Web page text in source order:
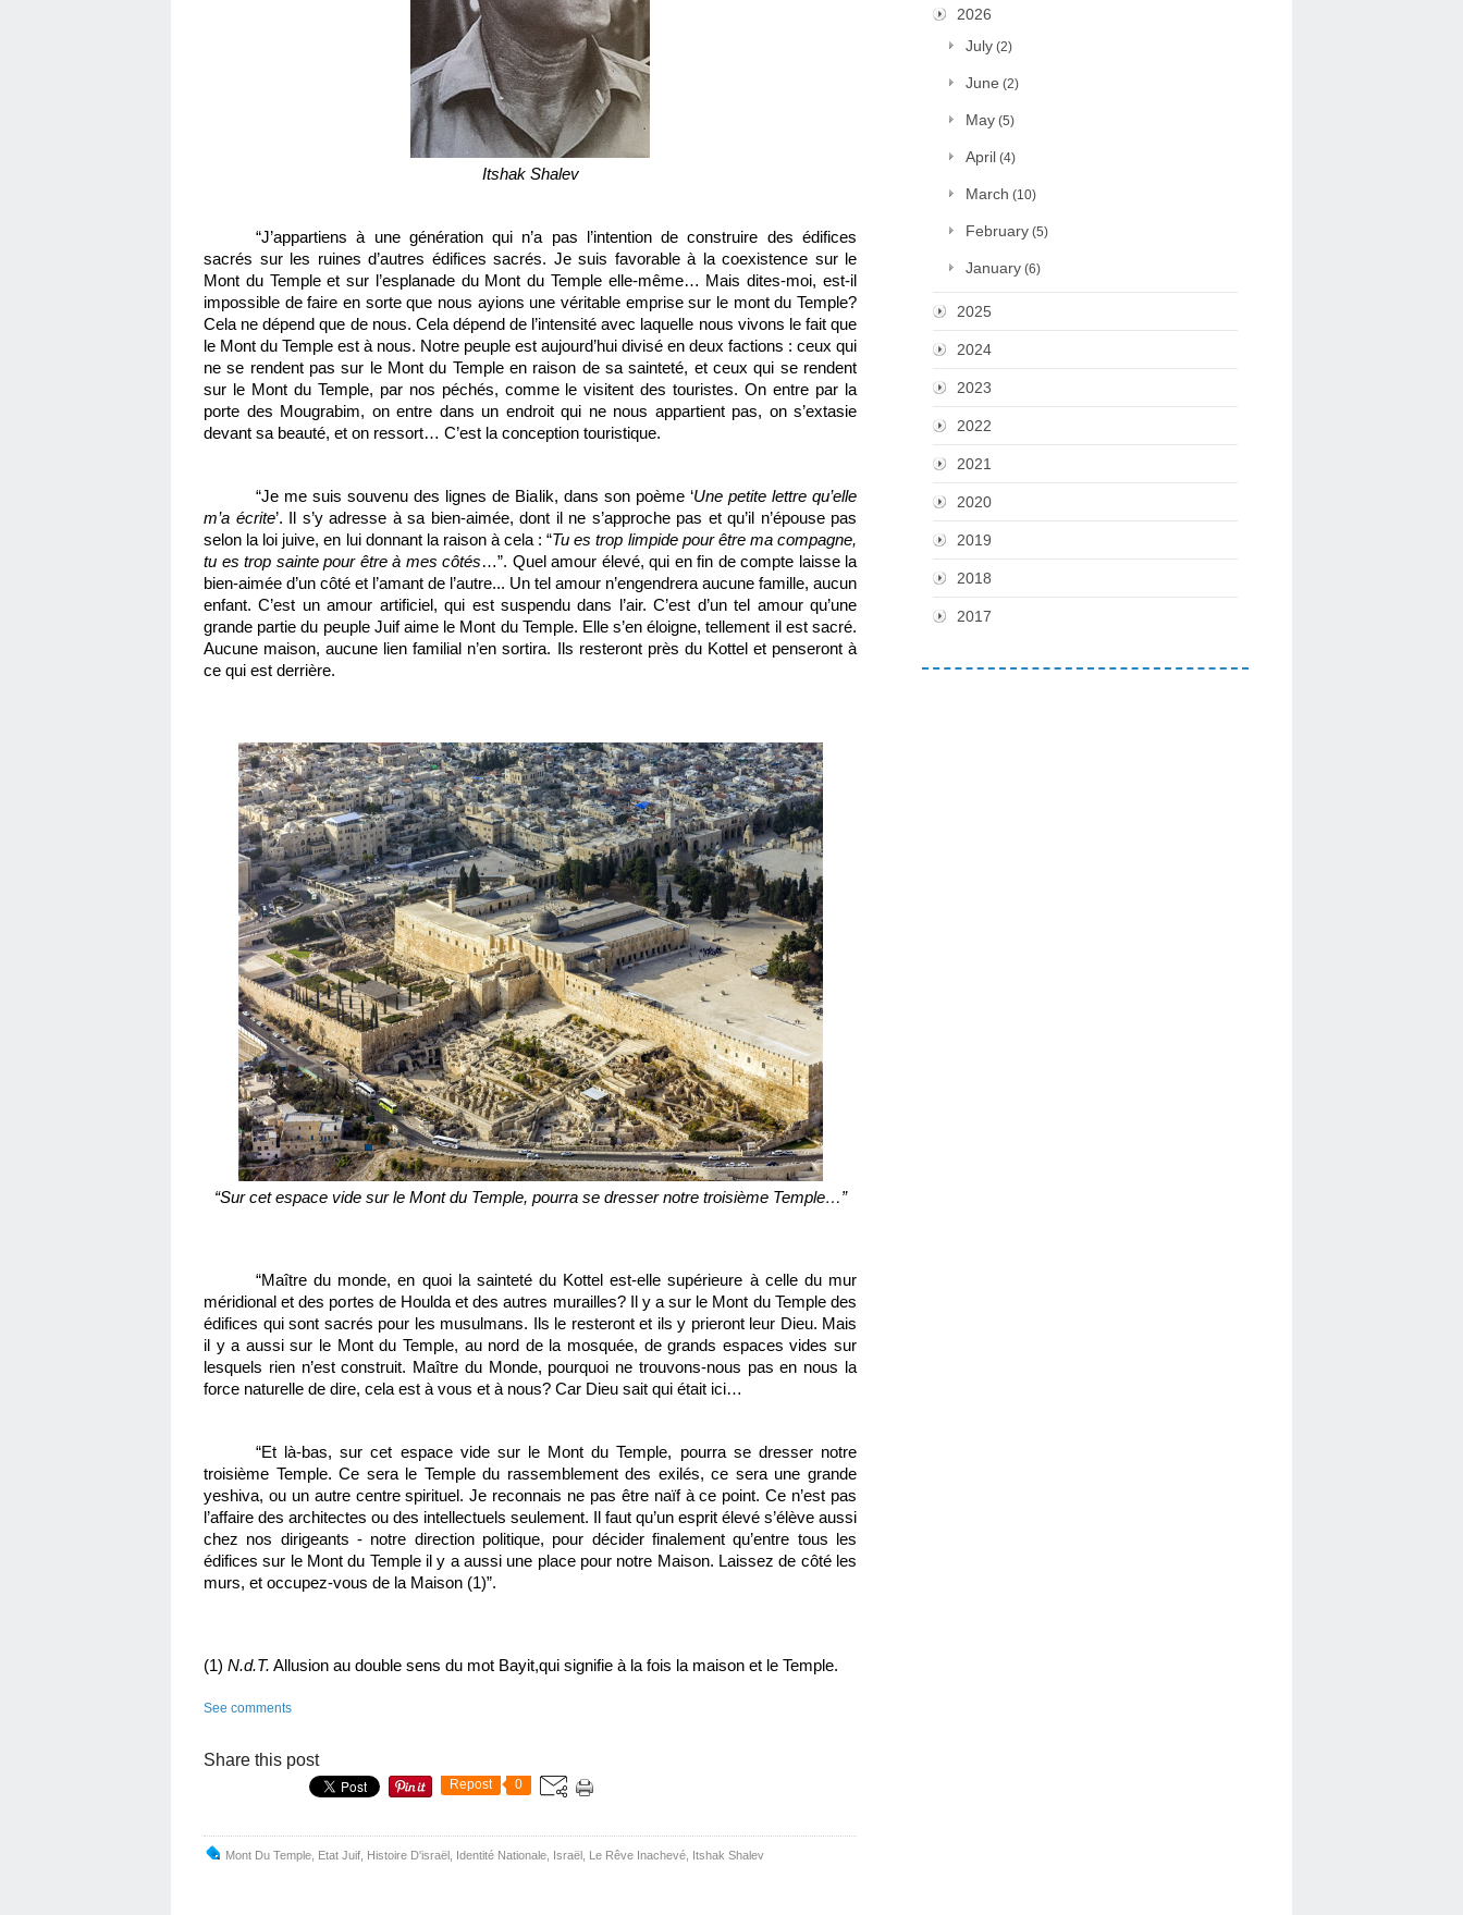
Itshak Shalev
“J’appartiens à une génération qui n’a pas l’intention de construire des édifices
sacrés sur les ruines d’autres édifices sacrés. Je suis favorable à la coexistence sur le
Mont du Temple et sur l’esplanade du Mont du Temple elle-même… Mais dites-moi, est-il
impossible de faire en sorte que nous ayions une véritable emprise sur le mont du Temple?
Cela ne dépend que de nous. Cela dépend de l’intensité avec laquelle nous vivons le fait que
le Mont du Temple est à nous. Notre peuple est aujourd’hui divisé en deux factions : ceux qui
ne se rendent pas sur le Mont du Temple en raison de sa sainteté, et ceux qui se rendent
sur le Mont du Temple, par nos péchés, comme le visitent des touristes. On entre par la
porte des Mougrabim, on entre dans un endroit qui ne nous appartient pas, on s’extasie
devant sa beauté, et on ressort… C’est la conception touristique.
“Je me suis souvenu des lignes de Bialik, dans son poème ‘Une petite lettre qu’elle
m’a écrite’. Il s’y adresse à sa bien-aimée, dont il ne s’approche pas et qu’il n’épouse pas
selon la loi juive, en lui donnant la raison à cela : “Tu es trop limpide pour être ma compagne,
tu es trop sainte pour être à mes côtés…”. Quel amour élevé, qui en fin de compte laisse la
bien-aimée d’un côté et l’amant de l’autre... Un tel amour n’engendrera aucune famille, aucun
enfant. C’est un amour artificiel, qui est suspendu dans l’air. C’est d’un tel amour qu’une
grande partie du peuple Juif aime le Mont du Temple. Elle s’en éloigne, tellement il est sacré.
Aucune maison, aucune lien familial n’en sortira. Ils resteront près du Kottel et penseront à
ce qui est derrière.
“Sur cet espace vide sur le Mont du Temple, pourra se dresser notre troisième Temple…”
“Maître du monde, en quoi la sainteté du Kottel est-elle supérieure à celle du mur
méridional et des portes de Houlda et des autres murailles? Il y a sur le Mont du Temple des
édifices qui sont sacrés pour les musulmans. Ils le resteront et ils y prieront leur Dieu. Mais
il y a aussi sur le Mont du Temple, au nord de la mosquée, de grands espaces vides sur
lesquels rien n’est construit. Maître du Monde, pourquoi ne trouvons-nous pas en nous la
force naturelle de dire, cela est à vous et à nous? Car Dieu sait qui était ici…
“Et là-bas, sur cet espace vide sur le Mont du Temple, pourra se dresser notre
troisième Temple. Ce sera le Temple du rassemblement des exilés, ce sera une grande
yeshiva, ou un autre centre spirituel. Je reconnais ne pas être naïf à ce point. Ce n’est pas
l’affaire des architectes ou des intellectuels seulement. Il faut qu’un esprit élevé s’élève aussi
chez nos dirigeants - notre direction politique, pour décider finalement qu’entre tous les
édifices sur le Mont du Temple il y a aussi une place pour notre Maison. Laissez de côté les
murs, et occupez-vous de la Maison (1)”.
(1) N.d.T. Allusion au double sens du mot Bayit,qui signifie à la fois la maison et le Temple.
See comments
Share this post
Repost 0
Mont Du Temple Etat Juif Histoire D'israël Identité Nationale Israël, Le Rêve Inachevé Itshak Shalev
2026
July (2)
June (2)
May (5)
April (4)
March (10)
February (5)
January (6)
2025
2024
2023
2022
2021
2020
2019
2018
2017